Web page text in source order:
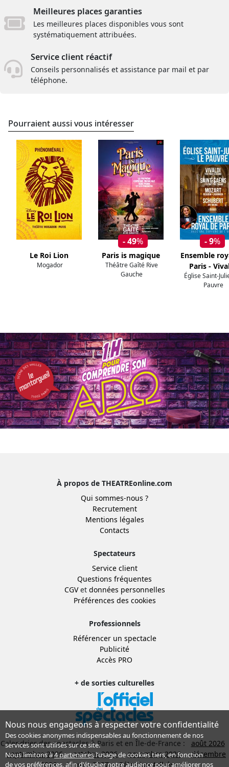
Meilleures places garanties
Les meilleures places disponibles vous sont
systématiquement attribuées.
Service client réactif
Conseils personnalisés et assistance par mail et par
téléphone.
Pourraient aussi vous intéresser
Le Roi Lion
Mogador
- 49%
Paris is magique
Théâtre Gaîté Rive
Gauche
- 9%
Ensemble
Paris -
Église Saint-
Pauvre
À propos de THEATREonline.com
Qui sommes-nous ?
Recrutement
Mentions légales
Contacts
Spectateurs
Service client
Questions fréquentes
CGVet données personnelles
Préférences des cookies
Professionnels
Référencer un spectacle
Publicité
Accès PRO
+ de sorties culturelles
Calendrier des spectacles à Paris et en Île-de-France :
août 2026
septembre 2026
octobre 2026 novembre 2026
décembre
2026
janvier 2027 Sélection Adhérent
Nous nous engageons à respecter votre confidentialité
Des cookies anonymes indispensables au fonctionnement de nos
services sont utilisés sur ce site.
Nous limitons à4 partenairesl’usage de cookies tiers, en fonction
devos préférences, afin d'étudier notre audience pour améliorer nos